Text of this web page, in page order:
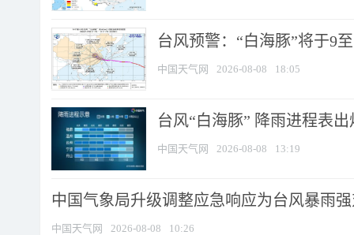
台风预警：“白海豚”将于9
中国天气网 2026-08-08 18:05
台风“白海豚” 降雨进程表
中国天气网 2026-08-08 13:19
中国气象局升级调整应急响应为台风暴雨
中国天气网 2026-08-08 10:26